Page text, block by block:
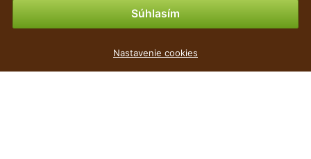
Súhlasím
Nastavenie cookies